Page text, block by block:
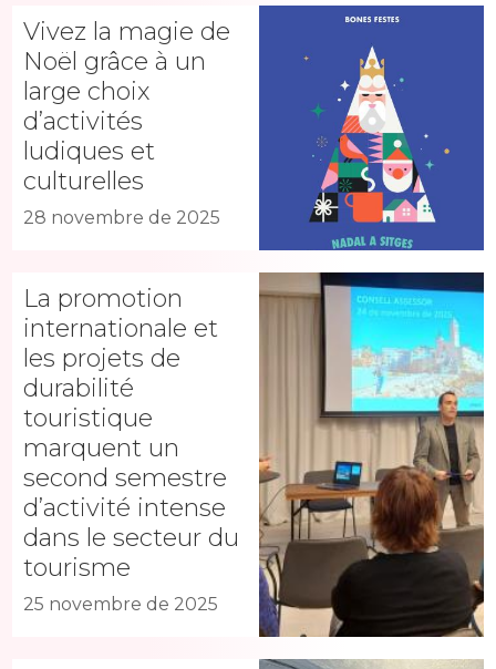
Vivez la magie de
Noël grâce à un
large choix
d’activités
ludiques et
culturelles
28 novembre de 2025
La promotion
internationale et
les projets de
durabilité
touristique
marquent un
second semestre
d’activité intense
dans le secteur du
tourisme
25 novembre de 2025